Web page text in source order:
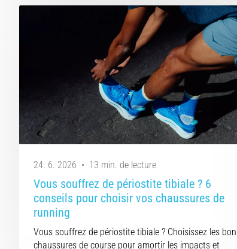
24. 6. 2026 • 13 min. de lecture
Vous souffrez de périostite tibiale ? 6
conseils pour choisir vos chaussures de
running
Vous souffrez de périostite tibiale ? Choisissez les
chaussures de course pour amortir les impacts et